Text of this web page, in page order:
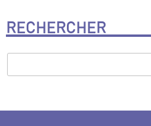
RECHERCHER